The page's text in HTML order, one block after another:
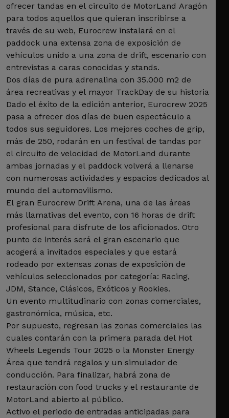
ofrecer tandas en el circuito de MotorLand Aragón
para todos aquellos que quieran inscribirse a
través de su web, Eurocrew instalará en el
paddock una extensa zona de exposición de
vehículos unido a una zona de drift, escenario con
entrevistas a caras conocidas y stands.
Dos días de pura adrenalina con 35.000 m2 de
área recreativas y el mayor TrackDay de su historia
Dado el éxito de la edición anterior, Eurocrew 2025
pasa a ofrecer dos días de buen espectáculo a
todos sus seguidores. Los mejores coches de grip,
más de 250, rodarán en un festival de tandas por
el circuito de velocidad de MotorLand durante
ambas jornadas y el paddock volverá a llenarse
con numerosas actividades y espacios dedicados al
mundo del automovilismo.
El gran Eurocrew Drift Arena, una de las áreas
más llamativas del evento, con 16 horas de drift
profesional para disfrute de los aficionados. Otro
punto de interés será el gran escenario que
acogerá a invitados especiales y que estará
rodeado por extensas zonas de exposición de
vehículos seleccionados por categoría: Racing,
JDM, Stance, Clásicos, Exóticos y Rookies.
Un evento multitudinario con zonas comerciales,
gastronómica, música, etc.
Por supuesto, regresan las zonas comerciales las
cuales contarán con la primera parada del Hot
Wheels Legends Tour 2025 o la Monster Energy
Área que tendrá regalos y un simulador de
conducción. Para finalizar, habrá zona de
restauración con food trucks y el restaurante de
MotorLand abierto al público.
Activo el periodo de entradas anticipadas para